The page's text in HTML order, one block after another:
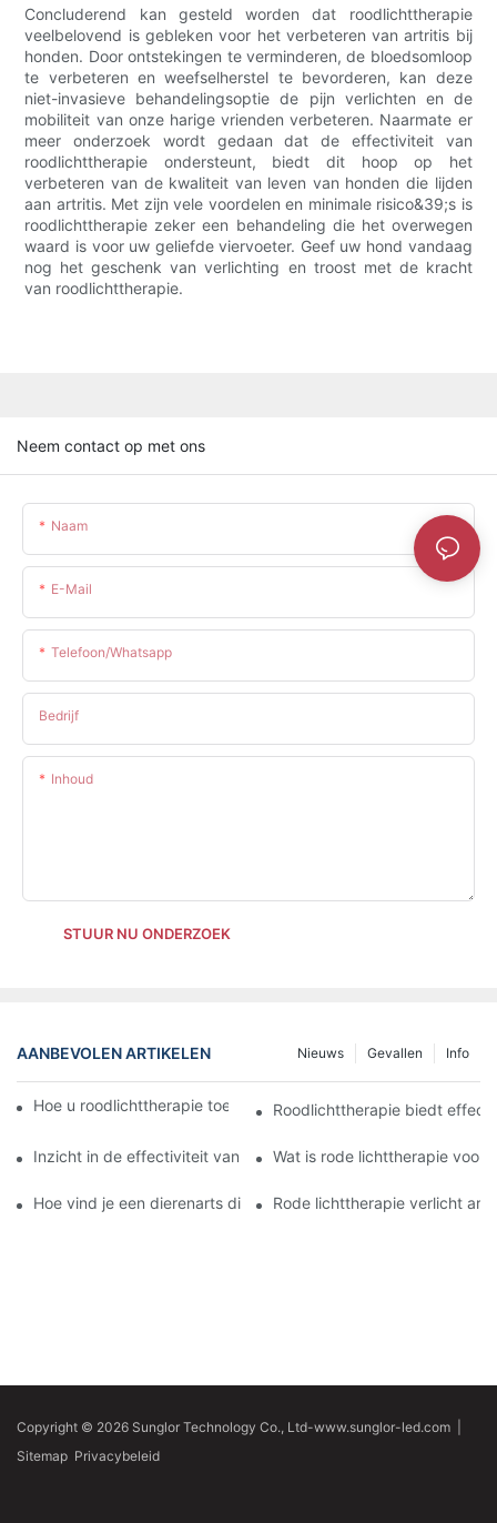
Concluderend kan gesteld worden dat roodlichttherapie
veelbelovend is gebleken voor het verbeteren van artritis bij
honden. Door ontstekingen te verminderen, de bloedsomloop
te verbeteren en weefselherstel te bevorderen, kan deze
niet-invasieve behandelingsoptie de pijn verlichten en de
mobiliteit van onze harige vrienden verbeteren. Naarmate er
meer onderzoek wordt gedaan dat de effectiviteit van
roodlichttherapie ondersteunt, biedt dit hoop op het
verbeteren van de kwaliteit van leven van honden die lijden
aan artritis. Met zijn vele voordelen en minimale risico&39;s is
roodlichttherapie zeker een behandeling die het overwegen
waard is voor uw geliefde viervoeter. Geef uw hond vandaag
nog het geschenk van verlichting en troost met de kracht
van roodlichttherapie.
Neem contact op met ons
Naam
E-Mail
Telefoon/whatsapp
Bedrijf
Inhoud
STUUR NU ONDERZOEK
AANBEVOLEN ARTIKELEN Info
Gevallen
Nieuws
Hoe u roodlichttherapie toedient aan honden met artritis
Roodlichttherapie biedt
Inzicht in de effectiviteit van optimale roodlichttherapie voor
Wat is rode lichttherapie voor
Hoe vind je een dierenarts die roodlichttherapie gebruikt voor
Rode lichttherapie verlicht
Copyright © 2026 Sunglor Technology Co., Ltd-www.sunglor-led.com
Sitemap Privacybeleid